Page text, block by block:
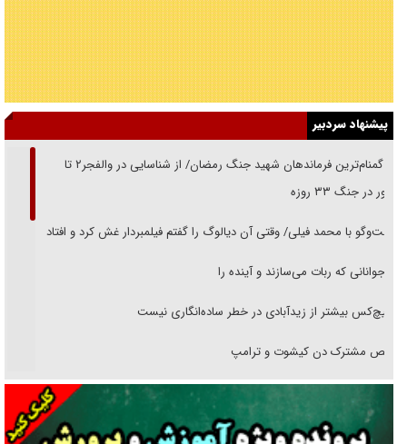
پیشنهاد سردبیر
از گمنام‌ترین فرماندهان شهید جنگ رمضان/ از شناسایی در والفجر۲ تا
حضور در جنگ ۳۳ روزه
گفت‌وگو با محمد فیلی/ وقتی آن دیالوگ را گفتم فیلمبردار غش کرد و افتاد
نوجوانانی که ربات می‌سازند و آینده را
هیچ‌کس بیشتر از زیدآبادی در خطر ساده‌انگاری نیست
رقص مشترک دن کیشوت و ترامپ
دنده دولت به واگذاری مسئله‌دار ایران‌خودرو/ خصوصی‌سازی یا انحصار؟
غریزه‌ی بقا و آقای باقی و رفقا